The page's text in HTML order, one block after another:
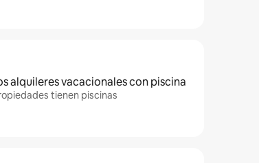
alquileres vacacionales con piscina
tienen piscinas